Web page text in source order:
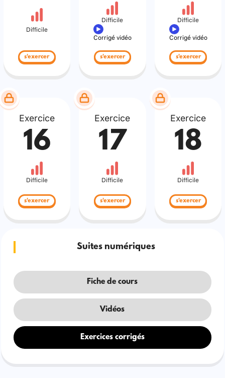
Difficile
s'exercer
Difficile
Corrigé vidéo
s'exercer
Difficile
Corrigé vidéo
s'exercer
Exercice
16
Difficile
s'exercer
Exercice
17
Difficile
s'exercer
Exercice
18
Difficile
s'exercer
Suites numériques
Fiche de cours
Vidéos
Exercices corrigés